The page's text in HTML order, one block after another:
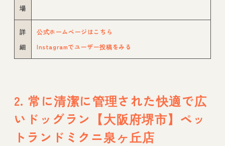
場
詳
細
公式ホームページはこちら
Instagramでユーザー投稿をみる
2. 常に清潔に管理された快適で広
いドッグラン【大阪府堺市】ペッ
トランドミクニ泉ヶ丘店